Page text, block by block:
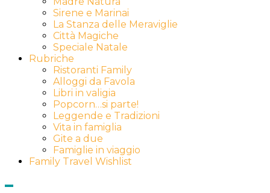
Sirene e Marinai
La Stanza delle Meraviglie
Città Magiche
Speciale Natale
Rubriche
Ristoranti Family
Alloggi da Favola
Libri in valigia
Popcorn…si parte!
Leggende e Tradizioni
Vita in famiglia
Gite a due
Famiglie in viaggio
Family Travel Wishlist
Show